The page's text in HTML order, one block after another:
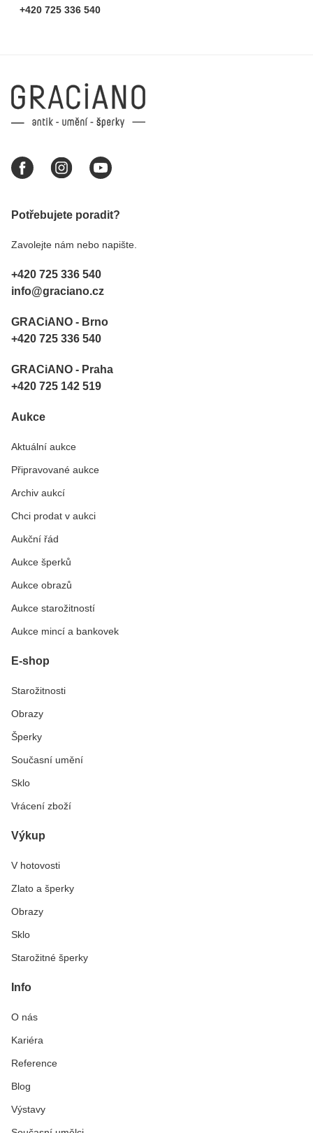
+420 725 336 540
Potřebujete poradit?
Zavolejte nám nebo napište.
+420 725 336 540
info@graciano.cz
GRACiANO - Brno
+420 725 336 540
GRACiANO - Praha
+420 725 142 519
Aukce
Aktuální aukce
Připravované aukce
Archiv aukcí
Chci prodat v aukci
Aukční řád
Aukce šperků
Aukce obrazů
Aukce starožitností
Aukce mincí a bankovek
E-shop
Starožitnosti
Obrazy
Šperky
Současní umění
Sklo
Vrácení zboží
Výkup
V hotovosti
Zlato a šperky
Obrazy
Sklo
Starožitné šperky
Info
O nás
Kariéra
Reference
Blog
Výstavy